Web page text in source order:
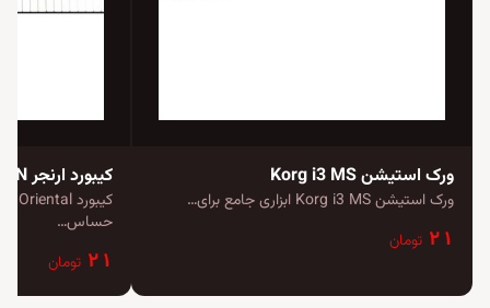
ورک استیشن Korg i3 MS
ورک استیشن Korg i3 MS ابزاری جامع برای…
۲۱ تومان
حساس…
۲۱ تومان